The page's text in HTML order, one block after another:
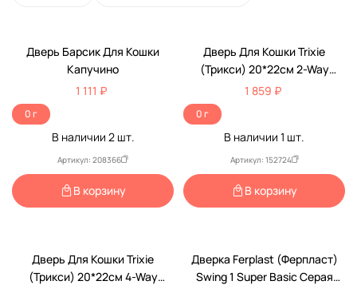
Дверь Барсик Для Кошки
Капучино
1 111 ₽
0 г
В наличии 2шт.
Артикул: 208366
В корзину
Дверь Для Кошки Trixie
(Трикси) 20*22см 2-Way
44202 Серый
1 859 ₽
0 г
В наличии 1 шт.
Артикул: 152724
В корзину
Дверь Для Кошки Trixie
(Трикси) 20*22см 4-Way
Дверка Ferplast (Ферпласт)
Swing 1 Super Basic Серая